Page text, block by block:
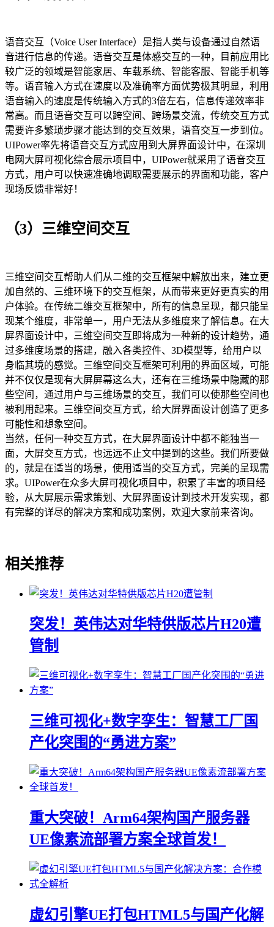
语音交互（Voice User Interface）是指人类与设备通过自然语
音进行信息的传递。语音交互是体感交互的一种，目前应用比
较广泛的领域是智能家居、车载系统、智能客服、智能手机等
等。语音输入方式在速度以及准确率方面优势极其明显，利用
语音输入的速度是传统输入方式的3倍左右，信息传递效率非
常高。而且语音交互可以跨空间、跨场景交流，传统交互方式
需要许多繁琐步骤才能达到的交互效果，语音交互一步到位。
UIPower率先将语音交互方式应用到大屏界面设计中，在深圳
电网大屏可视化综合展示项目中，UIPower就采用了语音交互
方式，用户可以快速准确地调取需要展示的界面和功能，客户
现场反馈非常好！
（3）三维空间交互
三维空间交互帮助人们从二维的交互框架中解放出来，建立更
加自然的、三维环境下的交互框架，从而带来更好更真实的用
户体验。在传统二维交互框架中，所有的信息呈现，都只能呈
现某个维度，非常单一，用户无法从多维度来了解信息。在大
屏界面设计中，三维空间交互即将成为一种新的设计趋势，通
过多维度场景的搭建，融入各类控件、3D模型等，给用户以
身临其境的感觉。三维空间交互框架可利用的界面区域，可能
并不仅仅是现有大屏屏幕这么大，还有在三维场景中隐藏的那
些空间，通过用户与三维场景的交互，我们可以使那些空间也
被利用起来。三维空间交互方式，给大屏界面设计创造了更多
可能性和想象空间。
当然，任何一种交互方式，在大屏界面设计中都不能独当一
面，大屏交互方式，也远远不止文中提到的这些。我们所要做
的，就是在适当的场景，使用适当的交互方式，完美的呈现需
求。UIPower在众多大屏可视化项目中，积累了丰富的项目经
验，从大屏展示需求策划、大屏界面设计到技术开发实现，都
有完整的详尽的解决方案和成功案例，欢迎大家前来咨询。
相关推荐
突发！英伟达对华特供版芯片H20遭
管制
三维可视化+数字孪生：智慧工厂国
产化突围的“勇进方案”
重大突破！Arm64架构国产服务器
UE像素流部署方案全球首发！
虚幻引擎UE打包HTML5与国产化解